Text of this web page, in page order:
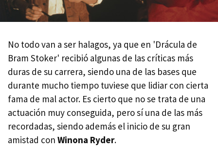
No todo van a ser halagos, ya que en 'Drácula de
Bram Stoker' recibió algunas de las críticas más
duras de su carrera, siendo una de las bases que
durante mucho tiempo tuviese que lidiar con cierta
fama de mal actor. Es cierto que no se trata de una
actuación muy conseguida, pero sí una de las más
recordadas, siendo además el inicio de su gran
amistad con Winona Ryder.